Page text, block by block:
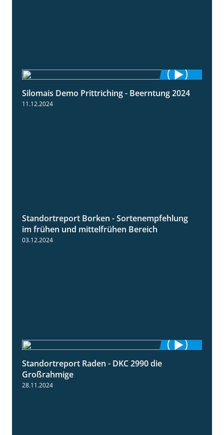
12:28
Silomais Demo Prittriching - Beerntung 2024
11.12.2024
Standortreport Borken - Sortenempfehlung
im frühen und mittelfrühen Bereich
Standortreport Raden - DKC 2990 die
Großrahmige
28.11.2024